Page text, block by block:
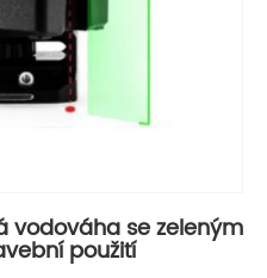
vodováha se zeleným
použití